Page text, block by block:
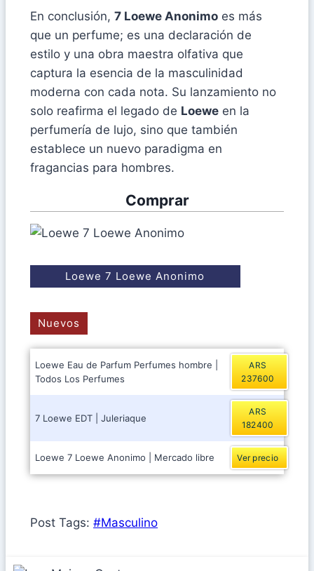
En conclusión, 7 Loewe Anonimo es más
que un perfume; es una declaración de
estilo y una obra maestra olfativa que
captura la esencia de la masculinidad
moderna con cada nota. Su lanzamiento no
solo reafirma el legado de Loewe en la
perfumería de lujo, sino que también
establece un nuevo paradigma en
fragancias para hombres.
Comprar
Loewe 7 Loewe Anonimo
Nuevos
Loewe Eau de Parfum Perfumes hombre |
Todos Los Perfumes
ARS
237600
7 Loewe EDT | Juleriaque
ARS
182400
Loewe 7 Loewe Anonimo | Mercado libre Ver precio
Post Tags: #Masculino